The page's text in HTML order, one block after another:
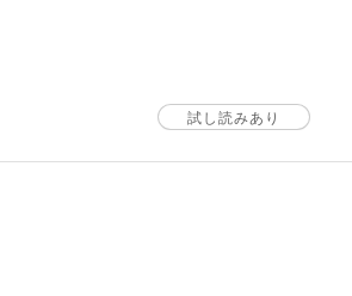
試し読みあり